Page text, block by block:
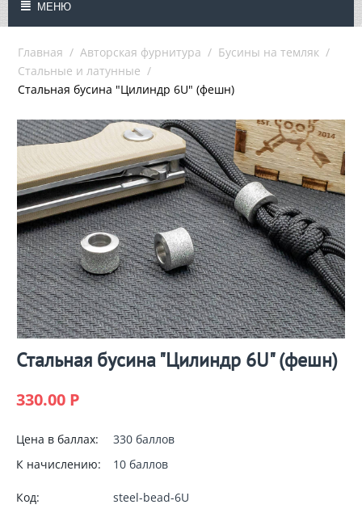
МЕНЮ
Главная / Авторская фурнитура / Бусины на темляк /
Стальные и латунные /
Стальная бусина "Цилиндр 6U" (фешн)
Стальная бусина "Цилиндр 6U" (фешн)
330.00 Р
Цена в баллах:
330 баллов
К начислению:
10 баллов
Код:
steel-bead-6U